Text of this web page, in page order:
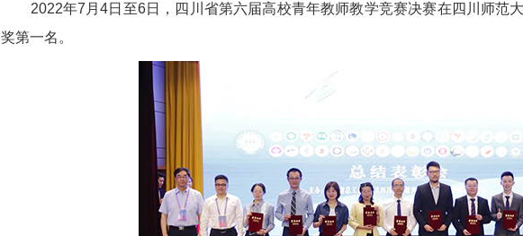
2022年7月4日至6日，四川省第六届高校青年教师教学竞赛决赛在四川师范
奖第一名。